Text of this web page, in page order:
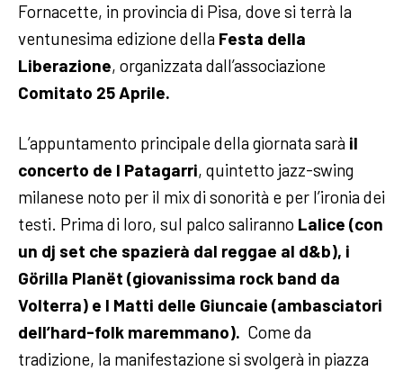
Fornacette, in provincia di Pisa, dove si terrà la
ventunesima edizione della Festa della
Liberazione, organizzata dall’associazione
Comitato 25 Aprile.
L’appuntamento principale della giornata sarà il
concerto de I Patagarri, quintetto jazz-swing
milanese noto per il mix di sonorità e per l’ironia dei
testi. Prima di loro, sul palco saliranno Lalice (con
un dj set che spazierà dal reggae al d&b), i
Görilla Planët (giovanissima rock band da
Volterra) e I Matti delle Giuncaie (ambasciatori
dell’hard-folk maremmano). Come da
tradizione, la manifestazione si svolgerà in piazza